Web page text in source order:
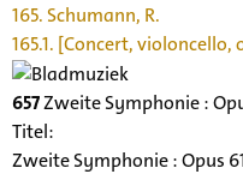
165. Schumann, R.
165.1. [Concert, violoncello,
657Zweite Symphonie :
Titel:
Zweite Symphonie : Opus